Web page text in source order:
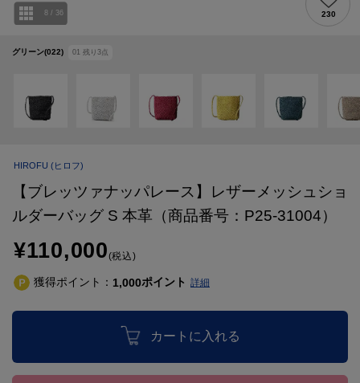
グリーン(022) 01 残り 3点
8 / 36 230
HIROFU (ヒロフ)
【ブレッツァナッパレース】レザーメッシュショ
ルダーバッグ S 本革（商品番号：P25-31004）
¥110,000(税込)
獲得ポイント： 1,000ポイント 詳細
カートに入れる